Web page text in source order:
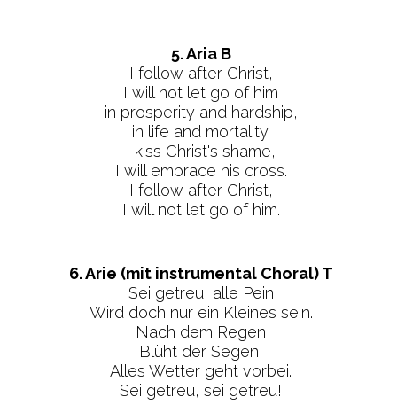
5. Aria B
I follow after Christ,
I will not let go of him
in prosperity and hardship,
in life and mortality.
I kiss Christ's shame,
I will embrace his cross.
I follow after Christ,
I will not let go of him.
6. Arie (mit instrumental Choral) T
Sei getreu, alle Pein
Wird doch nur ein Kleines sein.
Nach dem Regen
Blüht der Segen,
Alles Wetter geht vorbei.
Sei getreu, sei getreu!